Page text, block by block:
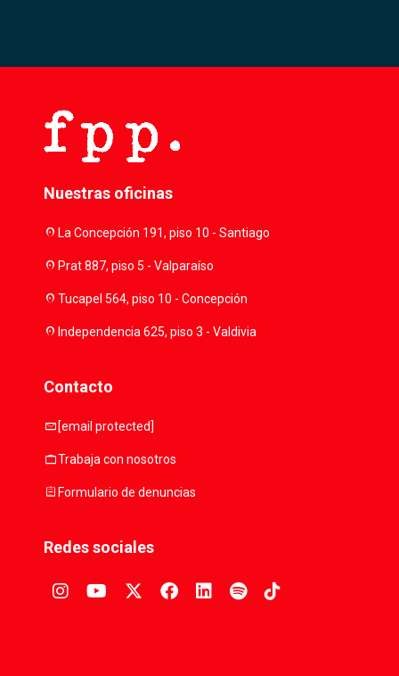
Nuestras oficinas
location_onLa Concepción 191, piso 10 - Santiago
location_onPrat 887, piso 5 - Valparaíso
location_onTucapel 564, piso 10 - Concepción
location_onIndependencia 625, piso 3 - Valdivia
Contacto
mail [email protected]
workTrabaja con nosotros
assignmentFormulario de denuncias
Redes sociales